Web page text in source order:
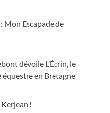
Mon Escapade de
dévoile L’Écrin, le
équestre en Bretagne
!